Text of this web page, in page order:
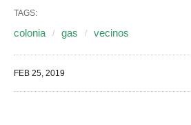
TAGS:
colonia gas vecinos
FEB 25, 2019